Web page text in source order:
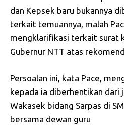
dan Kepsek baru bukannya
terkait temuannya, malah
mengklarifikasi terkait surat
Gubernur NTT atas
Persoalan ini, kata Pace,
kepada ia diberhentikan dari
Wakasek bidang Sarpas di
bersama dewan guru